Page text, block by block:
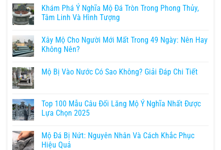
Khám Phá Ý Nghĩa Mộ Đá Tròn Trong Phong Thủy,
Tâm Linh Và Hình Tượng
Xây Mộ Cho Người Mới Mất Trong 49 Ngày: Nên Hay
Không Nên?
Mộ Bị Vào Nước Có Sao Không? Giải Đáp Chi Tiết
Top 100 Mẫu Câu Đối Lăng Mộ Ý Nghĩa Nhất Được
Lựa Chọn 2025
Mộ Đá Bị Nứt: Nguyên Nhân Và Cách Khắc Phục
Hiệu Quả